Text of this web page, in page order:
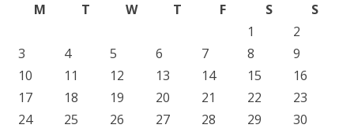
M
T W T F S
S
1
2
3
4 5 6 7 8
9
10
11 12 13 14 15
16
17
18 19 20 21 22
23
24
25 26 27 28 29
30